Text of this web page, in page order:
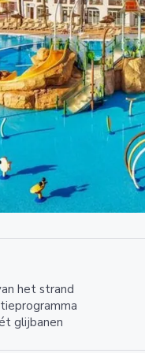
het strand
glijbanen